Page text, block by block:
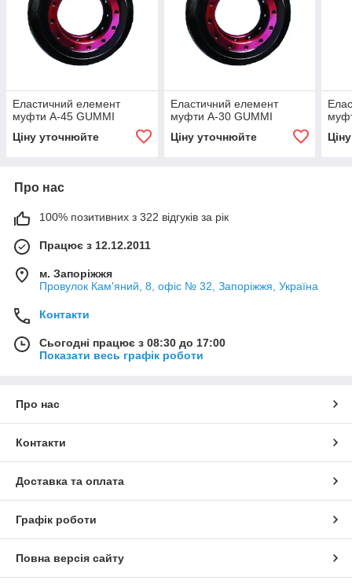
Еластичний елемент
муфти A-45 GUMMI
Ціну уточнюйте
Еластичний елемент
муфти A-30 GUMMI
Ціну уточнюйте
Про нас
100% позитивних з 322 відгуків за рік
Працює з 12.12.2011
м. Запоріжжя
Провулок Кам'яний, 8, офіс № 32, Запоріжжя, Україна
Контакти
Сьогодні працює з 08:30 до 17:00
Показати весь графік роботи
Про нас
Контакти
Доставка та оплата
Графік роботи
Повна версія сайту